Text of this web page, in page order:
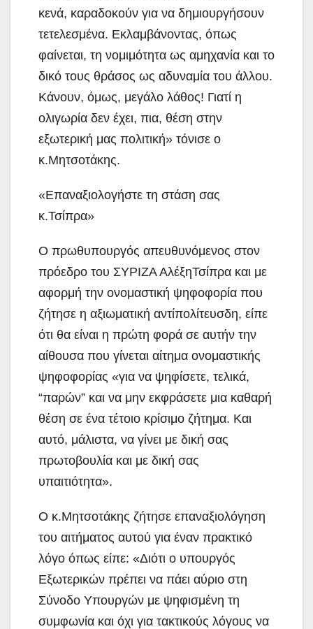
κενά, καραδοκούν για να δημιουργήσουν
τετελεσμένα. Εκλαμβάνοντας, όπως
φαίνεται, τη νομιμότητα ως αμηχανία και το
δικό τους θράσος ως αδυναμία του άλλου.
Κάνουν, όμως, μεγάλο λάθος! Γιατί η
ολιγωρία δεν έχει, πια, θέση στην
εξωτερική μας πολιτική» τόνισε ο
κ.Μητσοτάκης.
«Επαναξιολογήστε τη στάση σας
κ.Τσίπρα»
Ο πρωθυπουργός απευθυνόμενος στον
πρόεδρο του ΣΥΡΙΖΑ ΑλέξηΤσίπρα και με
αφορμή την ονομαστική ψηφοφορία που
ζήτησε η αξιωματική αντίπολίτευσδη, είπε
ότι θα είναι η πρώτη φορά σε αυτήν την
αίθουσα που γίνεται αίτημα ονομαστικής
ψηφοφορίας «για να ψηφίσετε, τελικά,
“παρών” και να μην εκφράσετε μια καθαρή
θέση σε ένα τέτοιο κρίσιμο ζήτημα. Και
αυτό, μάλιστα, να γίνει με δική σας
πρωτοβουλία και με δική σας
υπαιτιότητα».
Ο κ.Μητσοτάκης ζήτησε επαναξιολόγηση
του αιτήματος αυτού για έναν πρακτικό
λόγο όπως είπε: «Διότι ο υπουργός
Εξωτερικών πρέπει να πάει αύριο στη
Σύνοδο Υπουργών με ψηφισμένη τη
συμφωνία και όχι για τακτικούς λόγους να